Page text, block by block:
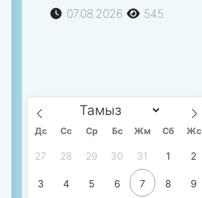
07.08.2026
545
Дс Сc Ср Бс Жм Сб Жс
27 28 29 30 31 1 2
3 4 5 6 7 8 9